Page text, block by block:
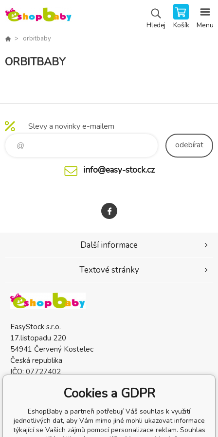
Hledej Košík Menu
orbitbaby
ORBITBABY
Slevy a novinky e-mailem
odebírat
info@easy-stock.cz
EasyStock s.r.o.
17.listopadu 220
54941 Červený Kostelec
Česká republika
IČO: 07727402
Další informace
Textové stránky
Cookies a GDPR
EshopBaby a partneři potřebují Váš souhlas k využití
jednotlivých dat, aby Vám mimo jiné mohli ukazovat informace
týkající se Vašich zájmů pomocí personalizace reklam. Souhlas